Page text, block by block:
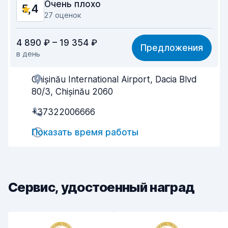
5,4 Очень плохо
27 оценок
5,8
Простота поиска 5,4
Помощь агентов
4 890 ₽ – 19 354 ₽
в день
Предложения
Chișinău International Airport, Dacia Blvd
80/3, Chișinău 2060
+37322006666
Показать время работы
Сервис, удостоенный наград